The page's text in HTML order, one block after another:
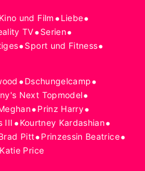
Kino und Film •Liebe•
TV•Serien•
•Sport und Fitness•
•Dschungelcamp•
Next Topmodel•
•Prinz Harry•
III •Kourtney Kardashian•
Pitt•Prinzessin Beatrice•
Katie Price